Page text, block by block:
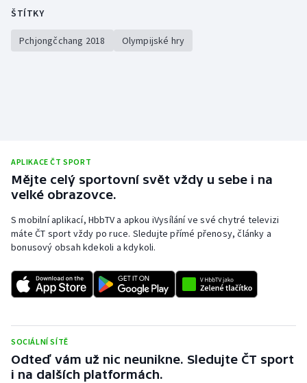
Veslování
ŠTÍTKY
Pchjongčchang 2018 Olympijské hry
APLIKACE ČT SPORT
Mějte celý sportovní svět vždy u sebe i na
velké obrazovce.
S mobilní aplikací, HbbTV a apkou iVysílání ve své chytré televizi
máte ČT sport vždy po ruce. Sledujte přímé přenosy, články a
bonusový obsah kdekoli a kdykoli.
SOCIÁLNÍ SÍTĚ
Odteď vám už nic neunikne. Sledujte ČT sport
i na dalších platformách.